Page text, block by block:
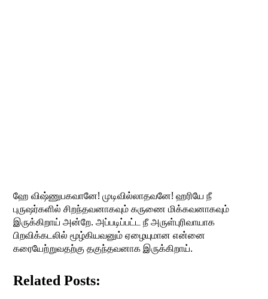
ஹே விஷ்ணுபகவானே! முடிவில்லாதவனே! ஹரியே நீ
புருஷர்களில் சிறந்தவனாகவும் கருணை மிக்கவனாகவும்
இருக்கிறாய் அன்றே. அப்படிப்பட்ட நீ அருள்புரிவாயாக
பிறவிக்கடலில் மூழ்கியவனும் ஏழையுமான என்னை
கரையேற்றுவதற்கு தகுந்தவனாக இருக்கிறாய்.
Related Posts: